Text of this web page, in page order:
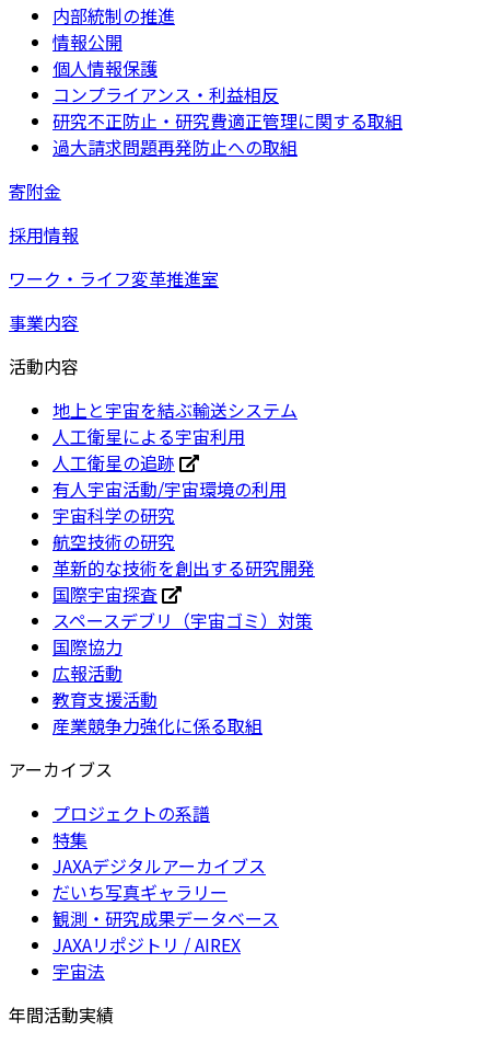
内部統制の推進
情報公開
個人情報保護
コンプライアンス・利益相反
研究不正防止・研究費適正管理に関する取組
過大請求問題再発防止への取組
寄附金
採用情報
ワーク・ライフ変革推進室
事業内容
活動内容
地上と宇宙を結ぶ輸送システム
人工衛星による宇宙利用
人工衛星の追跡
有人宇宙活動/宇宙環境の利用
宇宙科学の研究
航空技術の研究
革新的な技術を創出する研究開発
国際宇宙探査
スペースデブリ（宇宙ゴミ）対策
国際協力
広報活動
教育支援活動
産業競争力強化に係る取組
アーカイブス
プロジェクトの系譜
特集
JAXAデジタルアーカイブス
だいち写真ギャラリー
観測・研究成果データベース
JAXAリポジトリ / AIREX
宇宙法
年間活動実績